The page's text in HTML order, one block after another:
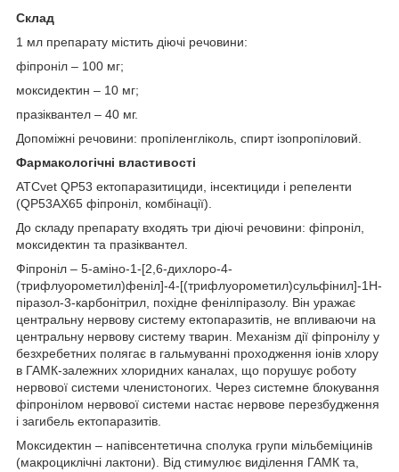
Склад
1 мл препарату містить діючі речовини:
фіпроніл – 100 мг;
моксидектин – 10 мг;
празіквантел – 40 мг.
Допоміжні речовини: пропіленгліколь, спирт ізопропіловий.
Фармакологічні властивості
ATCvet QP53 ектопаразитициди, інсектициди і репеленти
(QP53АХ65 фіпроніл, комбінації).
До складу препарату входять три діючі речовини: фіпроніл,
моксидектин та празіквантел.
Фіпроніл – 5-аміно-1-[2,6-дихлоро-4-
(трифлуорометил)феніл]-4-[(трифлуорометил)сульфінил]-1Н-
піразол-3-карбонітрил, похідне фенілпіразолу. Він уражає
центральну нервову систему ектопаразитів, не впливаючи на
центральну нервову систему тварин. Механізм дії фіпронілу у
безхребетних полягає в гальмуванні проходження іонів хлору
в ГАМК-залежних хлоридних каналах, що порушує роботу
нервової системи членистоногих. Через системне блокування
фіпронілом нервової системи настає нервове перезбудження
і загибель ектопаразитів.
Моксидектин – напівсентетична сполука групи мільбеміцинів
(макроциклічні лактони). Від стимулює виділення ГАМК та,